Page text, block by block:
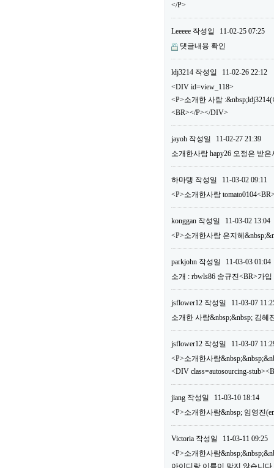
</P>
Leeeee 작성일
11-02-25 07:25
댓글내용 확인
ldj3214 작성일
11-02-26 22:12
<DIV id=view_118>
<P>소개한 사람
<BR></P></DIV>
jayoh 작성일
11-02-27 21:39
소개한사람 hapy26 오정은 받
하마탱 작성일
11-03-02 09:11
<P>소개한사람
konggan 작성일
11-03-02 13:04
<P>소개한사람 은지혜
parkjohn 작성일
11-03-03 01:04
소개 : rbwls86 송규진<BR>가
jsflower12 작성일
11-03-07
소개한 사람&nbsp;&nbsp; 김혜
jsflower12 작성일
11-03-07
<P>소개한사람
<DIV class=autosourcing-
jiang 작성일
11-03-10 18:14
<P>소개한사람&nbsp; 임영진
Victoria 작성일
11-03-11 09:25
<P>소개한사람
아이디랑 이름이 맞지 않습니다.